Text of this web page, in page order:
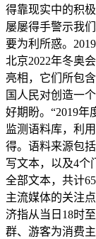
得靠现实中的积
屡屡得手警示我
要为利所惑。
北京2022年冬奥
亮相，它们所包
国人民对创造一
好期盼。“2019年
监测语料库，利
得。语料来源包
写文本，以及4个
全部文本，共计
主流媒体的关注
济指从当日18时
群、游客为消费